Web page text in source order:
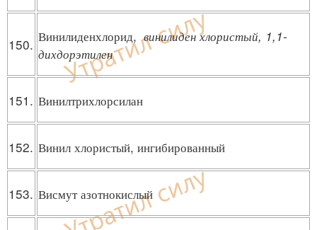
150. Винилиденхлорид,винилиден хлористый, 1,1-
дихдорэтилен
151. Винилтрихлорсилан
152. Винил хлористый, ингибированный
153. Висмут азотнокислый